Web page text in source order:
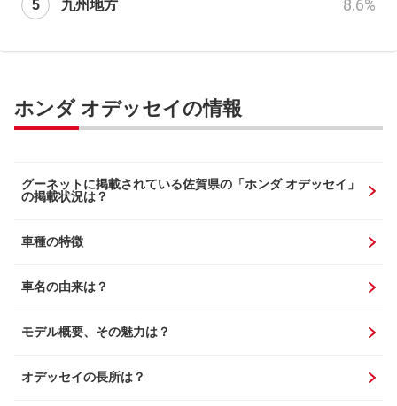
九州地方 8.6%
ホンダ オデッセイの情報
グーネットに掲載されている佐賀県の「ホンダ オデッセイ」
の掲載状況は？
車種の特徴
車名の由来は？
モデル概要、その魅力は？
オデッセイの長所は？